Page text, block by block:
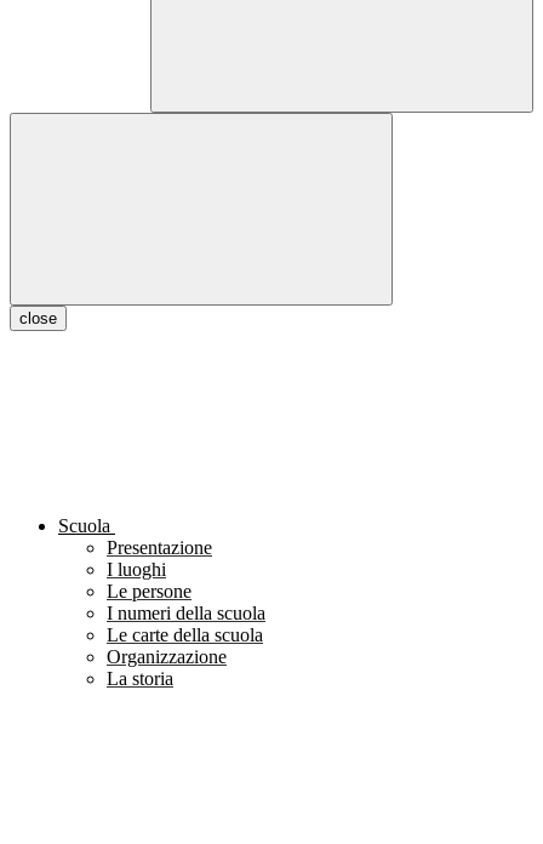
close
Scuola
Presentazione
I luoghi
Le persone
I numeri della scuola
Le carte della scuola
Organizzazione
La storia